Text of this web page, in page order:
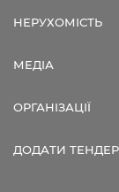
НЕРУХОМІСТЬ
МЕДІА
ОРГАНІЗАЦІЇ
ДОДАТИ ТЕНДЕР